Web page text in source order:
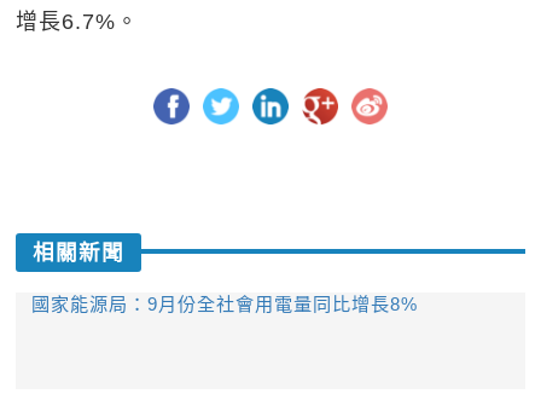
增長6.7%。
相關新聞
​國家能源局：9月份全社會用電量同比增長8%